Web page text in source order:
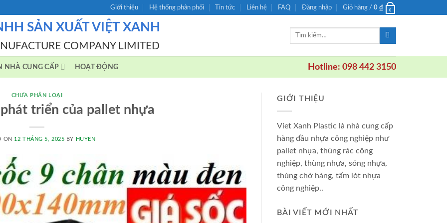
Giới thiệu Hệ thống phân phối Tin tức Liên hệ FAQ Đăng nhập Giỏ hàng / 0 ₫ 0
SẢN XUẤT VIỆT XANH
COMPANY LIMITED
Tìm
NHÀ CUNG CẤP HOẠT ĐỘNG Hotline: 098 442 3150
CHƯA PHÂN LOẠI
triển của pallet nhựa
ON 12 THÁNG 5, 2025 BY HUYEN
GIỚI THIỆU
Viet Xanh Plastic là nhà cung cấp
hàng đầu nhựa công nghiệp như
pallet nhựa, thùng rác công
nghiệp, thùng nhựa, sóng nhựa,
thùng chở hàng, tấm lót nhựa
công nghiệp..
BÀI VIẾT MỚI NHẤT